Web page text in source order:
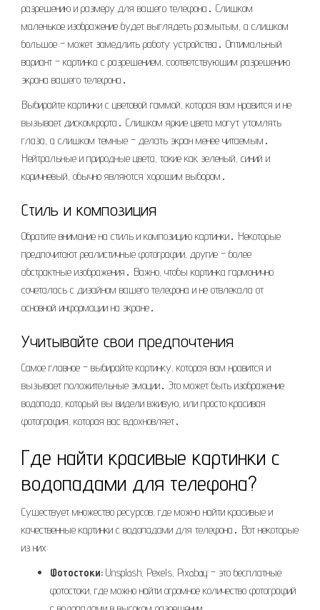
разрешению и размеру для вашего телефона․ Слишком
маленькое изображение будет выглядеть размытым, а слишком
большое – может замедлить работу устройства․ Оптимальный
вариант – картинка с разрешением, соответствующим разрешению
экрана вашего телефона․
Выбирайте картинки с цветовой гаммой, которая вам нравится и не
вызывает дискомфорта․ Слишком яркие цвета могут утомлять
глаза, а слишком темные – делать экран менее читаемым․
Нейтральные и природные цвета, такие как зеленый, синий и
коричневый, обычно являются хорошим выбором․
Стиль и композиция
Обратите внимание на стиль и композицию картинки․ Некоторые
предпочитают реалистичные фотографии, другие – более
абстрактные изображения․ Важно, чтобы картинка гармонично
сочеталась с дизайном вашего телефона и не отвлекала от
основной информации на экране․
Учитывайте свои предпочтения
Самое главное – выбирайте картинку, которая вам нравится и
вызывает положительные эмоции․ Это может быть изображение
водопада, который вы видели вживую, или просто красивая
фотография, которая вас вдохновляет․
Где найти красивые картинки с
водопадами для телефона?
Существует множество ресурсов, где можно найти красивые и
качественные картинки с водопадами для телефона․ Вот некоторые
из них:
Фотостоки: Unsplash, Pexels, Pixabay – это бесплатные
фотостоки, где можно найти огромное количество фотографий